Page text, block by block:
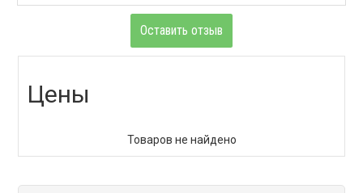
Оставить отзыв
Цены
Товаров не найдено